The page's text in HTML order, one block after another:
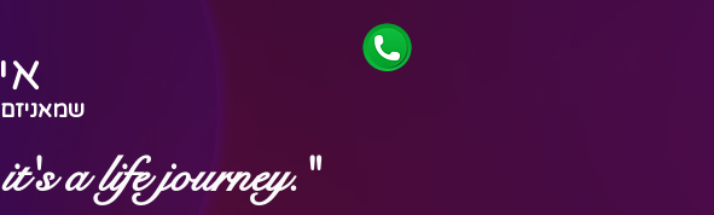
a life journey."